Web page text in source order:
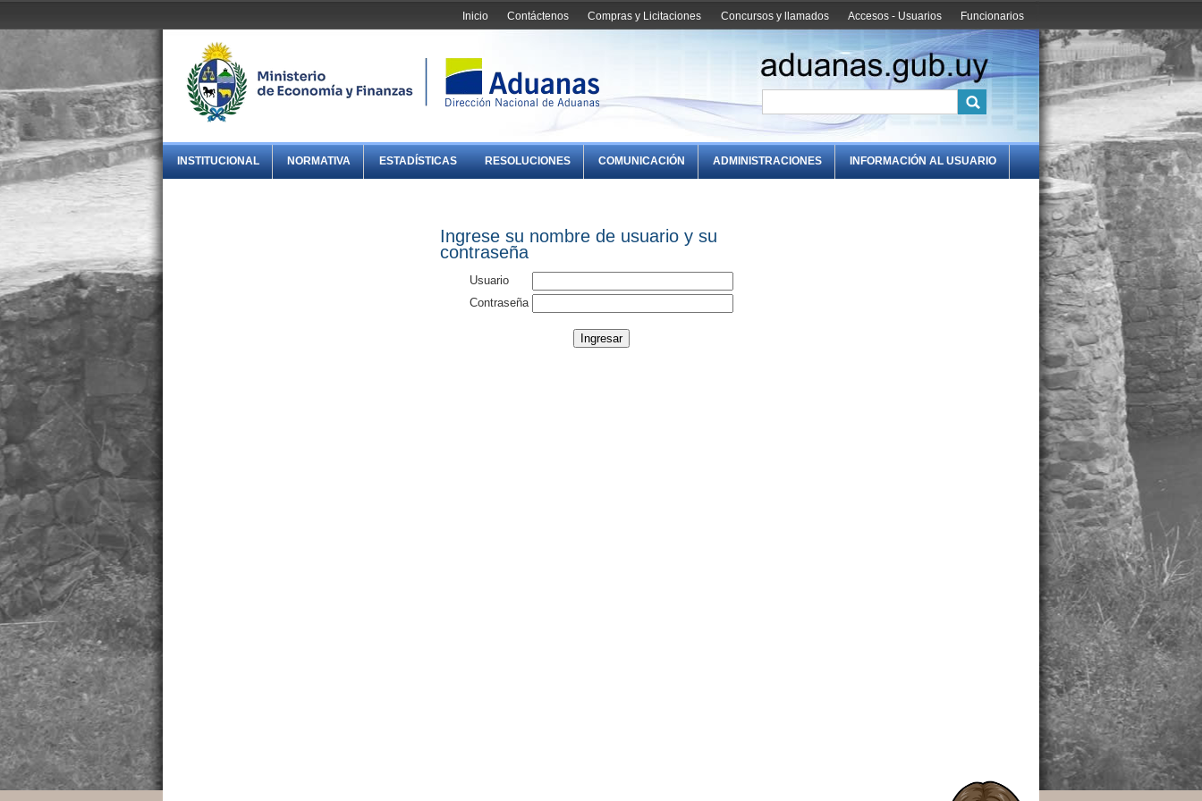
Funcionarios
Accesos - Usuarios
Concursos y llamados
Compras y Licitaciones
Contáctenos
Inicio
INSTITUCIONAL NORMATIVA ESTADÍSTICAS RESOLUCIONES COMUNICACIÓN ADMINISTRACIONES INFORMACIÓN AL USUARIO
Ingrese su nombre de usuario y su
contraseña
Usuario
Contraseña